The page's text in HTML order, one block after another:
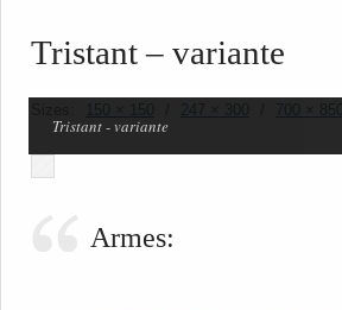
Tristant – variante
150 × 150 247 × 300 700 × 850
Tristant - variante
Armes: